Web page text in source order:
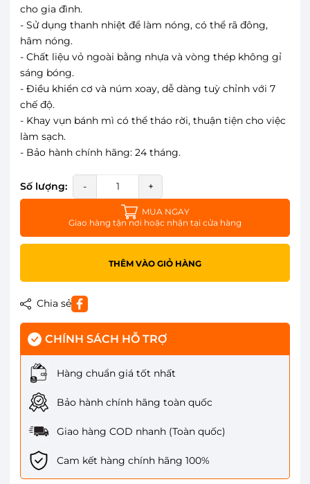
cho gia đình.
- Sử dụng thanh nhiệt để làm nóng, có thể rã đông,
hâm nóng.
- Chất liệu vỏ ngoài bằng nhựa và vòng thép không gỉ
sáng bóng.
- Điều khiển cơ và núm xoay, dễ dàng tuỳ chỉnh với 7
chế độ.
- Khay vụn bánh mì có thể tháo rời, thuận tiện cho việc
làm sạch.
- Bảo hành chính hãng: 24 tháng.
Số lượng: - +
MUA NGAY
Giao hàng tận nơi hoặc nhận tại cửa hàng
THÊM VÀO GIỎ HÀNG
Chia sẻ
CHÍNH SÁCH HỖ TRỢ
Hàng chuẩn giá tốt nhất
Bảo hành chính hãng toàn quốc
Giao hàng COD nhanh (Toàn quốc)
Cam kết hàng chính hãng 100%